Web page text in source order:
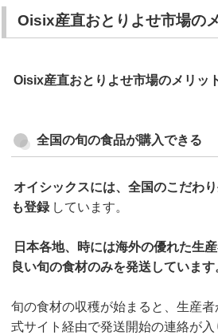
Oisix産直おとりよせ市場の
Oisix産直おとりよせ市場のメリッ
全国の旬の食品が購入できる
オイシックスには、全国のこだわ
も登録 しています。
日本各地、時には海外の優れた生
良い旬の食材のみを発送しています
旬の食材の収穫が始まると、生産
式サイト経由で発送開始の連絡が入